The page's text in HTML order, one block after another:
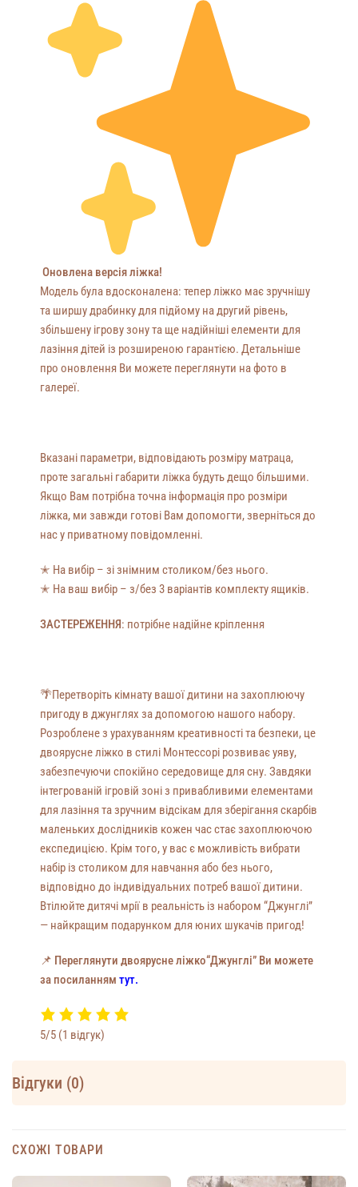
Оновлена версія ліжка!
Модель була вдосконалена: тепер ліжко має зручнішу
та ширшу драбинку для підйому на другий рівень,
збільшену ігрову зону та ще надійніші елементи для
лазіння дітей із розширеною гарантією. Детальніше
про оновлення Ви можете переглянути на фото в
галереї.
Вказані параметри, відповідають розміру матраца,
проте загальні габарити ліжка будуть дещо більшими.
Якщо Вам потрібна точна інформація про розміри
ліжка, ми завжди готові Вам допомогти, зверніться до
нас у приватному повідомленні.
✭ На вибір – зі знімним столиком/без нього.
✭ На ваш вибір – з/без 3 варіантів комплекту ящиків.
ЗАСТЕРЕЖЕННЯ: потрібне надійне кріплення
🌴Перетворіть кімнату вашої дитини на захоплюючу
пригоду в джунглях за допомогою нашого набору.
Розроблене з урахуванням креативності та безпеки, це
двоярусне ліжко в стилі Монтессорі розвиває уяву,
забезпечуючи спокійно середовище для сну. Завдяки
інтегрованій ігровій зоні з привабливими елементами
для лазіння та зручним відсікам для зберігання скарбів
маленьких дослідників кожен час стає захоплюючою
експедицією. Крім того, у вас є можливість вибрати
набір із столиком для навчання або без нього,
відповідно до індивідуальних потреб вашої дитини.
Втілюйте дитячі мрії в реальність із набором “Джунглі”
— найкращим подарунком для юних шукачів пригод!
📌 Переглянути двоярусне ліжко“Джунглі” Ви можете
за посиланням тут.
5/5 (1 відгук)
Відгуки (0)
СХОЖІ ТОВАРИ